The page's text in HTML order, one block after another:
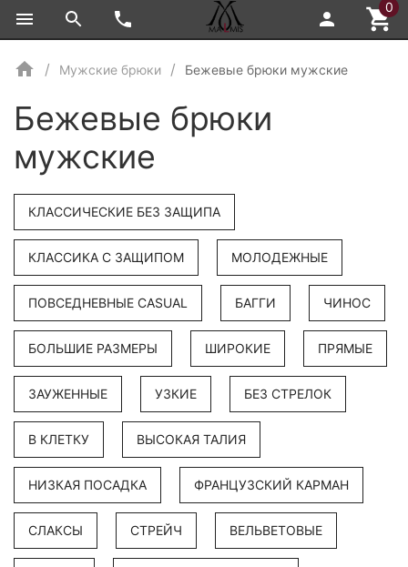
0
Мужские брюки Бежевые брюки мужские
Бежевые брюки
мужские
КЛАССИЧЕСКИЕ БЕЗ ЗАЩИПА
КЛАССИКА С ЗАЩИПОМ МОЛОДЕЖНЫЕ
ПОВСЕДНЕВНЫЕ CASUAL БАГГИ ЧИНОС
БОЛЬШИЕ РАЗМЕРЫ ШИРОКИЕ ПРЯМЫЕ
ЗАУЖЕННЫЕ УЗКИЕ БЕЗ СТРЕЛОК
В КЛЕТКУ ВЫСОКАЯ ТАЛИЯ
НИЗКАЯ ПОСАДКА ФРАНЦУЗСКИЙ КАРМАН
СЛАКСЫ СТРЕЙЧ ВЕЛЬВЕТОВЫЕ